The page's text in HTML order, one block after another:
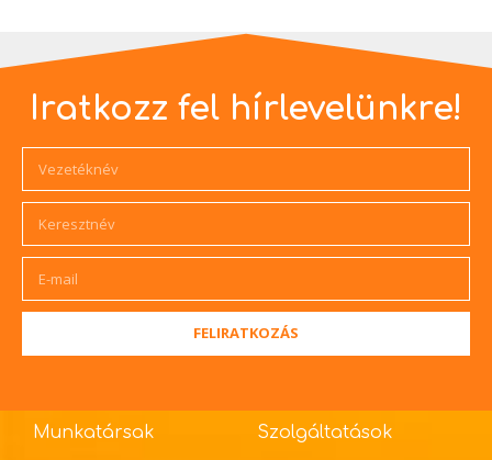
Iratkozz fel hírlevelünkre!
FELIRATKOZÁS
Munkatársak Szolgáltatások